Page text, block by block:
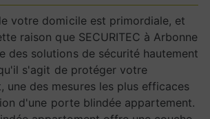
votre domicile est primordiale, et
raison que SECURITEC à Arbonne
des solutions de sécurité hautement
s'agit de protéger votre
une des mesures les plus efficaces
d'une porte blindée appartement.